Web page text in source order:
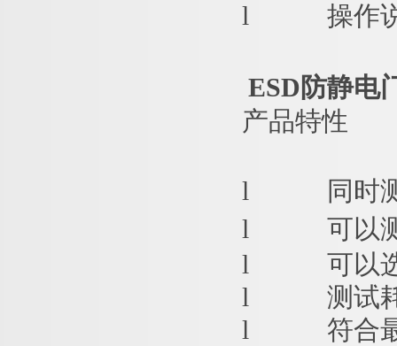
l 操作
ESD防静电
产品特性
l 同时
l 可以
l 可以
l 测试
l 符合